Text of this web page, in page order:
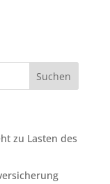
zu Lasten des